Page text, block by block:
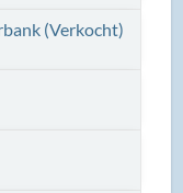
(Verkocht)